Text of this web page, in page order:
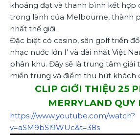
khoáng đạt và thanh bình kết hợp
trong lành của Melbourne, thành
nhất thế giới.
Đặc biệt có casino, sân golf triền
nhạc nước lớn I’ và dài nhất Việt
phân khu. Đây sẽ là trung tâm giải
miền trung và điểm thu hút khách
CLIP GIỚI THIỆU 25
MERRYLAND QUY
https://www.youtube.com/watch?
v=aSM9bSl9WUc&t=38s